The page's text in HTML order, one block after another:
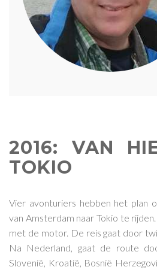
2016: VAN
TOKIO
Vier avonturiers hebben het plan
van Amsterdam naar Tokio te
met de motor. De reis gaat door
Na Nederland, gaat de route
Slovenië, Kroatië, Bosnië